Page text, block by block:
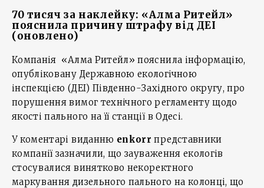
70 тисяч за наклейку: «Алма Ритейл»
пояснила причину штрафу від ДЕІ
(оновлено)
Компанія «Алма Ритейл» пояснила інформацію,
опубліковану Державною екологічною
інспекцією (ДЕІ) Південно-Західного округу, про
порушення вимог технічного регламенту щодо
якості пального на її станції в Одесі.
У коментарі виданню enkorr представники
компанії зазначили, що зауваження екологів
стосувалися винятково некоректного
маркування дизельного пального на колонці, що